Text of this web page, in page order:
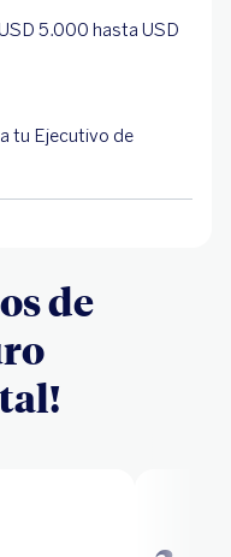
5.000 hasta USD
tu Ejecutivo de
de